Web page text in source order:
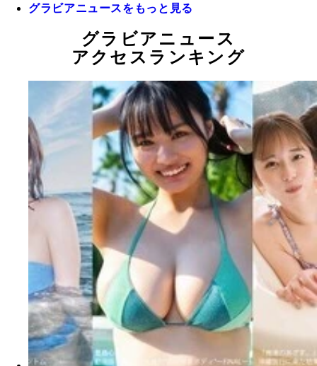
グラビアニュースをもっと見る
グラビアニュース
アクセスランキング